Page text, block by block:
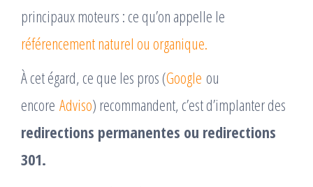
principaux moteurs : ce qu’on appelle le
référencement naturel ou organique.
À cet égard, ce que les pros (Google ou
encore Adviso) recommandent, c’est d’implanter des
redirections permanentes ou redirections
301.